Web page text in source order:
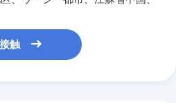
接触